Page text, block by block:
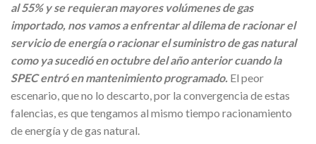
al 55% y se requieran mayores volúmenes de gas
importado, nos vamos a enfrentar al dilema de racionar el
servicio de energía o racionar el suministro de gas natural
como ya sucedió en octubre del año anterior cuando la
SPEC entró en mantenimiento programado. El peor
escenario, que no lo descarto, por la convergencia de estas
falencias, es que tengamos al mismo tiempo racionamiento
de energía y de gas natural.